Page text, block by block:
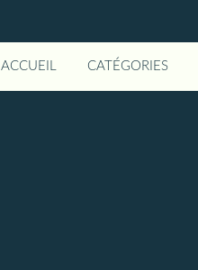
ACCUEIL CATÉGORIES